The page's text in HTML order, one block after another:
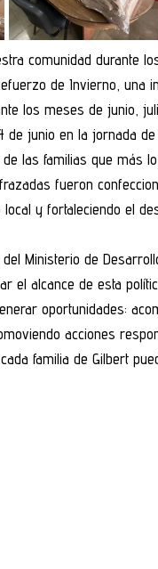
comunidad durante
de Invierno, una
los meses de junio,
junio en la jornada
las familias que más
fueron
y fortaleciendo el
Ministerio de
el alcance de esta
oportunidades:
acciones
familia de Gilbert